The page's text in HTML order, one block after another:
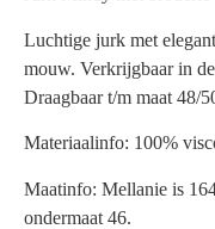
Luchtige jurk met
mouw. Verkrijgbaar in
Draagbaar t/m maat 48/
Materiaalinfo: 100%
Maatinfo: Mellanie is
ondermaat 46.